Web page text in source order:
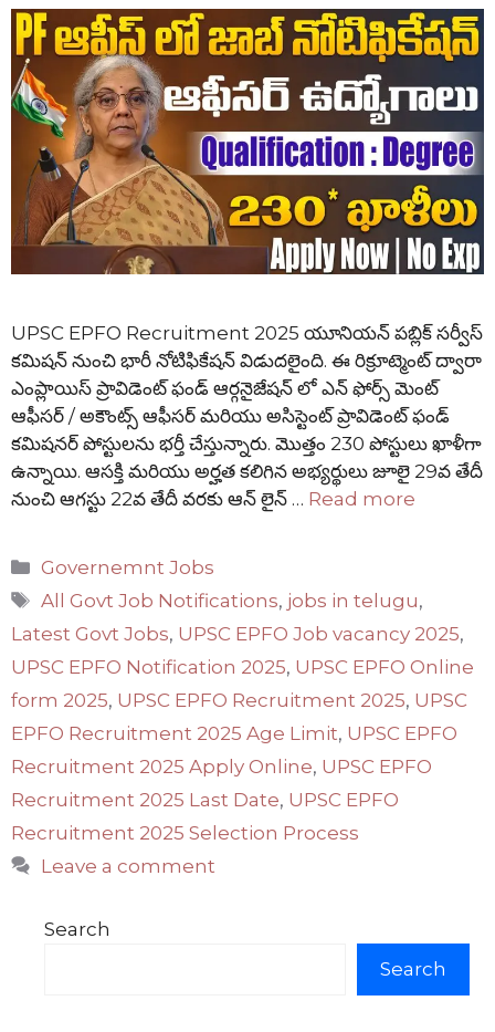
UPSC EPFO Recruitment 2025 యూనియన్ పబ్లిక్ సర్వీస్
కమిషన్ నుంచి భారీ నోటిఫికేషన్ విడుదలైంది. ఈ రిక్రూట్మెంట్ ద్వారా
ఎంప్లాయిస్ ప్రావిడెంట్ ఫండ్ ఆర్గనైజేషన్ లో ఎన్ ఫోర్స్ మెంట్
ఆఫీసర్ / అకౌంట్స్ ఆఫీసర్ మరియు అసిస్టెంట్ ప్రావిడెంట్ ఫండ్
కమిషనర్ పోస్టులను భర్తీ చేస్తున్నారు. మొత్తం 230 పోస్టులు ఖాళీగా
ఉన్నాయి. ఆసక్తి మరియు అర్హత కలిగిన అభ్యర్థులు జూలై 29వ తేదీ
నుంచి ఆగస్టు 22వ తేదీ వరకు ఆన్ లైన్ … Read more
Categories
Governemnt Jobs
Tags
All Govt Job Notifications, jobs in telugu,
Latest Govt Jobs, UPSC EPFO Job vacancy 2025,
UPSC EPFO Notification 2025, UPSC EPFO Online
form 2025, UPSC EPFO Recruitment 2025, UPSC
EPFO Recruitment 2025 Age Limit, UPSC EPFO
Recruitment 2025 Apply Online, UPSC EPFO
Recruitment 2025 Last Date, UPSC EPFO
Recruitment 2025 Selection Process
Leave a comment
Search
Search